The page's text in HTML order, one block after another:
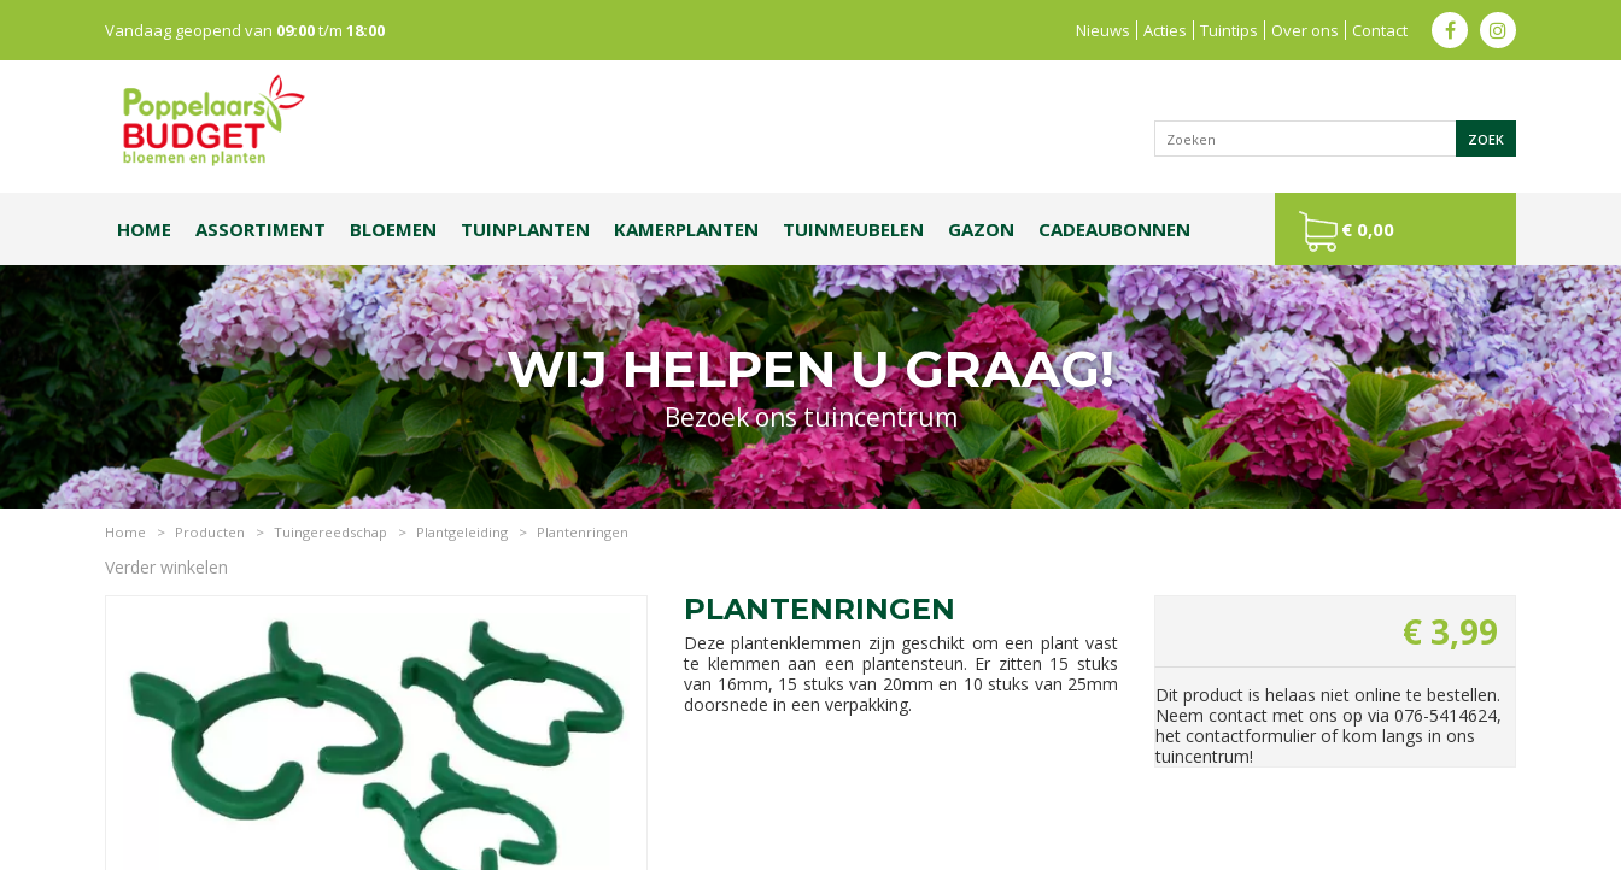
WIJ HELPEN U GRAAG!
Bezoek ons tuincentrum
Home > Producten > Tuingereedschap > Plantgeleiding > Plantenringen
Vandaag geopend van 09:00t/m 18:00 Nieuws Acties Tuintips Over ons Contact
HOME ASSORTIMENT BLOEMEN TUINPLANTEN KAMERPLANTEN TUINMEUBELEN GAZON CADEAUBONNEN € 0,00
Verder winkelen
PLANTENRINGEN
Deze plantenklemmen zijn geschikt om een plant vast
te klemmen aan een plantensteun. Er zitten 15 stuks
van 16mm, 15 stuks van 20mm en 10 stuks van 25mm
doorsnede in een verpakking.
€ 3,99
Dit product is helaas niet online te bestellen.
Neem contact met ons op via 076-5414624,
het contactformulier of kom langs in ons
tuincentrum!